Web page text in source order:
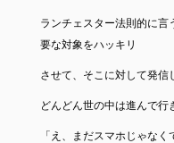
ランチェスター法則的に言
要な対象をハッキリ
させて、そこに対して発信
どんどん世の中は進んで行
「え、まだスマホじゃな